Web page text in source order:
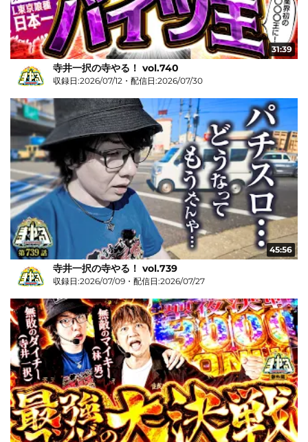
31:39
寺井一択の寺やる！ vol.740
収録日:2026/07/12・配信日:2026/07/30
45:56
寺井一択の寺やる！ vol.739
収録日:2026/07/09・配信日:2026/07/27